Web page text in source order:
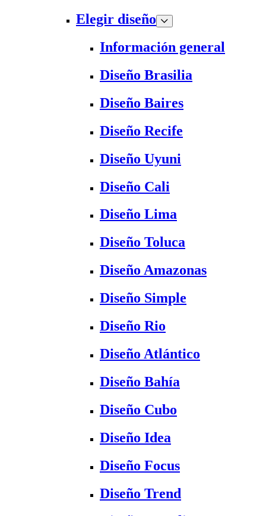
Elegir diseño
Información general
Diseño Brasilia
Diseño Baires
Diseño Recife
Diseño Uyuni
Diseño Cali
Diseño Lima
Diseño Toluca
Diseño Amazonas
Diseño Simple
Diseño Rio
Diseño Atlántico
Diseño Bahía
Diseño Cubo
Diseño Idea
Diseño Focus
Diseño Trend